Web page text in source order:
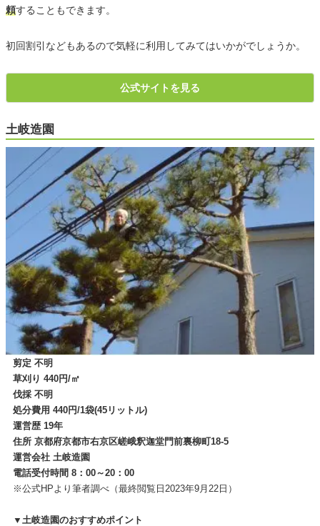
頼することもできます。
初回割引などもあるので気軽に利用してみてはいかがでしょうか。
公式サイトを見る
土岐造園
剪定 不明
草刈り 440円/㎡
伐採 不明
処分費用 440円/1袋(45リットル)
運営歴 19年
住所 京都府京都市右京区嵯峨釈迦堂門前裏柳町18-5
運営会社 土岐造園
電話受付時間 8：00～20：00
※公式HPより筆者調べ（最終閲覧日2023年9月22日）
▼土岐造園のおすすめポイント